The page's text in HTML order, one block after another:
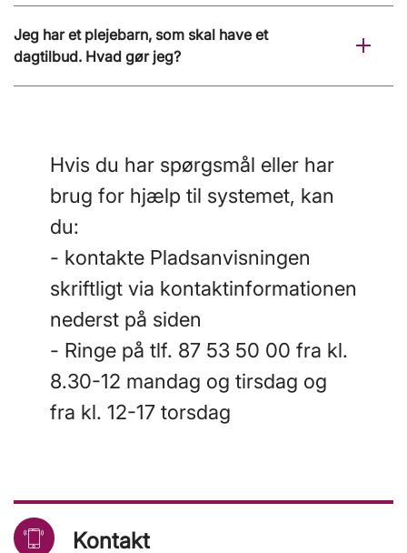
Jeg har et plejebarn, som skal have et
dagtilbud. Hvad gør jeg?
Hvis du har spørgsmål eller har
brug for hjælp til systemet, kan
du:
- kontakte Pladsanvisningen
skriftligt via kontaktinformationen
nederst på siden
- Ringe på tlf. 87 53 50 00 fra kl.
8.30-12 mandag og tirsdag og
fra kl. 12-17 torsdag
Kontakt